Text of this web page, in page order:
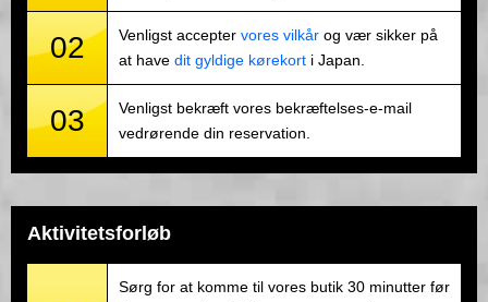
02 Venligst accepter vores vilkår og vær sikker på
at have dit gyldige kørekort i Japan.
03
Venligst bekræft vores bekræftelses-e-mail
vedrørende din reservation.
Aktivitetsforløb
Sørg for at komme til vores butik 30 minutter før